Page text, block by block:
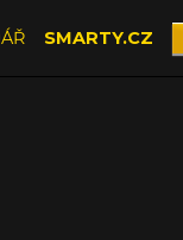
SMARTY.CZ